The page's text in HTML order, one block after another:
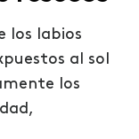
los labios
al sol
los